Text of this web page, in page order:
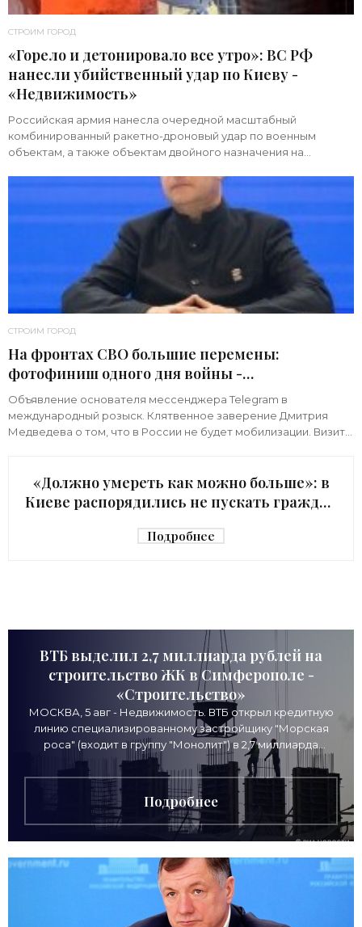
СТРОИМ ГОРОД
«Горело и детонировало все утро»: ВС РФ
нанесли убийственный удар по Киеву -
«Недвижимость»
Российская армия нанесла очередной масштабный
комбинированный ракетно-дроновый удар по военным
объектам, а также объектам двойного назначения на
СТРОИМ ГОРОД
На фронтах СВО большие перемены:
фотофиниш одного дня войны -
«Недвижимость»
Объявление основателя мессенджера Telegram в
международный розыск. Клятвенное заверение Дмитрия
Медведева о том, что в России не будет мобилизации. Визит
«Должно умереть как можно больше»: в
Киеве распорядились не пускать граждан
Подробнее
ВТБ выделил 2,7 миллиарда рублей на
строительство ЖК в Симферополе -
«Строительство»
МОСКВА, 5 авг - Недвижимость. ВТБ открыл кредитную
линию специализированному застройщику "Морская
роса" (входит в группу "Монолит") в 2,7 миллиарда
рублей для
Подробнее